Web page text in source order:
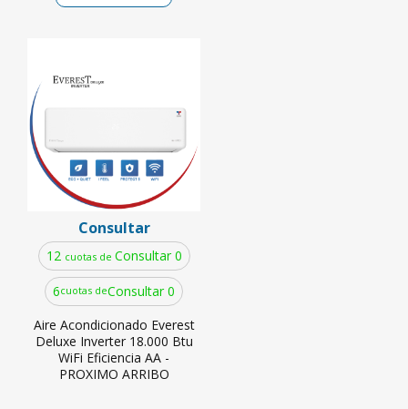
Consultar
12 cuotas de Consultar 0
6cuotas deConsultar 0
Aire Acondicionado Everest
Deluxe Inverter 18.000 Btu
WiFi Eficiencia AA -
PROXIMO ARRIBO